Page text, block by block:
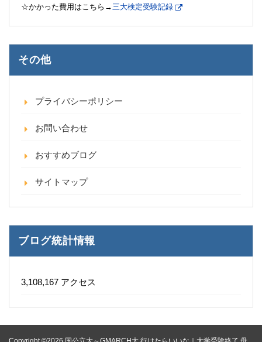
☆かかった費用はこちら→三大検定受験記録
その他
プライバシーポリシー
お問い合わせ
おすすめブログ
サイトマップ
ブログ統計情報
3,108,167 アクセス